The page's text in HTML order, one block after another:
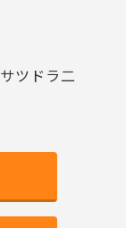
サツドラ二